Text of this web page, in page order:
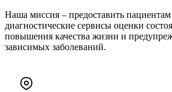
Наша миссия – предоставить
диагностические сервисы оценки
повышения качества жизни и
зависимых заболеваний.